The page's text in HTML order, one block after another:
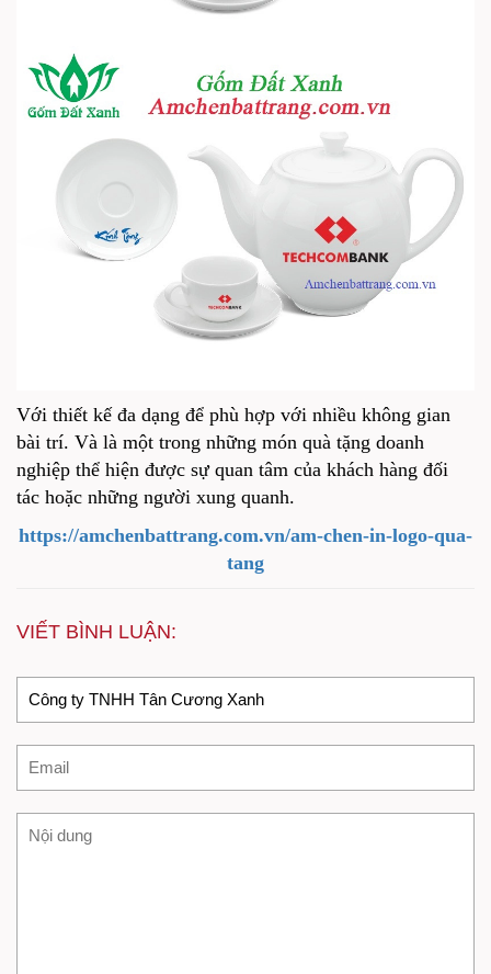
Với thiết kế đa dạng để phù hợp với nhiều không gian
bài trí. Và là một trong những món quà tặng doanh
nghiệp thể hiện được sự quan tâm của khách hàng đối
tác hoặc những người xung quanh.
https://amchenbattrang.com.vn/am-chen-in-logo-qua-
tang
VIẾT BÌNH LUẬN: